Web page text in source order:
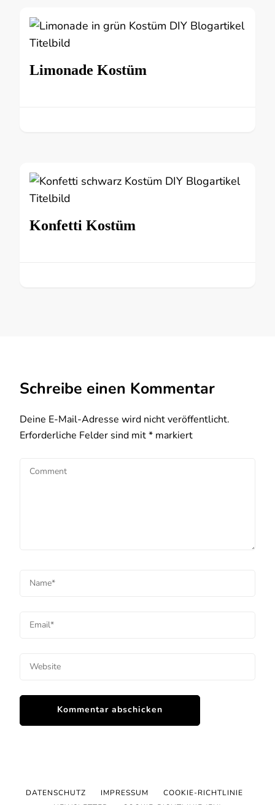
Limonade Kostüm
Konfetti Kostüm
Schreibe einen Kommentar
Deine E-Mail-Adresse wird nicht veröffentlicht.
Erforderliche Felder sind mit* markiert
DATENSCHUTZ IMPRESSUM
COOKIE-RICHTLINIE